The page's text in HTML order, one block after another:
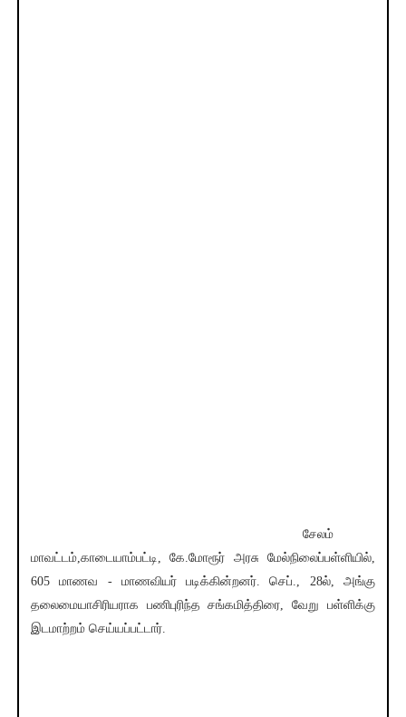
சேலம்
மாவட்டம்,காடையாம்பட்டி, கே.மோரூர் அரசு மேல்நிலைப்பள்ளியில்,
605 மாணவ - மாணவியர் படிக்கின்றனர். செப்., 28ல், அங்கு
தலைமையாசிரியராக பணிபுரிந்த சங்கமித்திரை, வேறு பள்ளிக்கு
இடமாற்றம் செய்யப்பட்டார்.